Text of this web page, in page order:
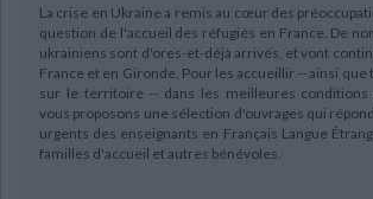
Science fiction et Fantasy
Poésie
Bibliothèque de la Pléiade Critique et
Classiques scolaires
Education et société
Actualite politique
Ecologie - Environnement
Histoire de France
Mode Arts
Cinéma
Danse
Jardins - Nature
Dictionnaires - Langues
La crise en Ukraine a remis au cœur des
question de l'accueil des réfugiés en France. De
ukrainiens sont d'ores-et-déjà arrivés, et vont
France et en Gironde. Pour les accueillir -- ainsi que
sur le territoire -- dans les meilleures conditions
vous proposons une sélection d'ouvrages qui
urgents des enseignants en Français Langue
familles d'accueil et autres bénévoles.